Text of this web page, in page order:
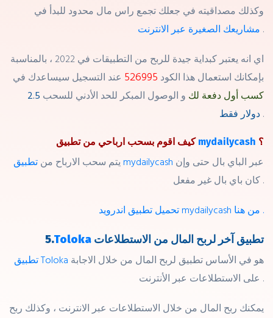
وكذلك مصداقيته في جعلك تجمع راس مال محدود للبدأ في
مشاريعك الصغيرة عبر الانترنت .
اي انه يعتبر كبداية جيدة للربح من التطبيقات في 2022 ، بالمناسبة
بإمكانك استعمال هذا الكود 526995 عند التسجيل سيساعدك في
كسب أول دفعة لك و الوصول المبكر للحد الأدني للسحب 2.5
دولار فقط .
كيف اقوم بسحب ارباحي من تطبيق mydailycash ؟
يتم سحب الارباح من تطبيق mydailycash
كان باي بال غير مفعل .
تحميل تطبيق اندرويد mydailycash من هنا .
5.Toloka تطبيق آخر لربح المال من الاستطلاعات
تطبيق Toloka
على الاستطلاعات عبر الأنترنت .
يمكنك ربح المال من خلال الاستطلاعات عبر الانترنت ، وكذلك ربح